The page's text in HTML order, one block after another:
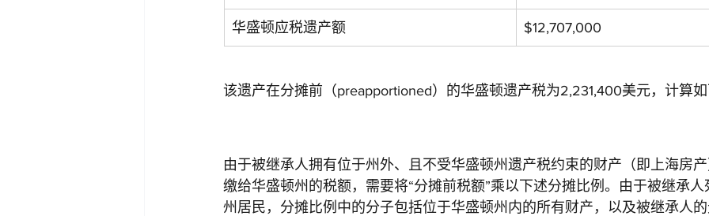
华盛顿应税遗产额 $12,707,000
该遗产在分摊前（preapportioned）的华盛顿遗产税为2,231,400美元，计算如
由于被继承人拥有位于州外、且不受华盛顿州遗产税约束的财产（即上海房
缴给华盛顿州的税额，需要将“分摊前税额”乘以下述分摊比例。由于被继承
州居民，分摊比例中的分子包括位于华盛顿州内的所有财产，以及被继承人